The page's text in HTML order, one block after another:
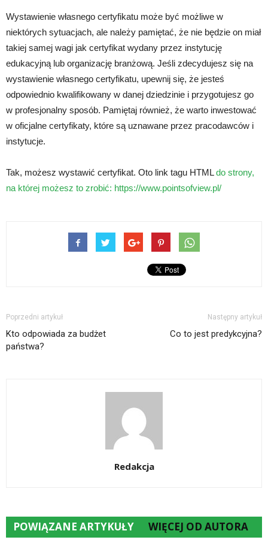
Wystawienie własnego certyfikatu może być możliwe w
niektórych sytuacjach, ale należy pamiętać, że nie będzie on miał
takiej samej wagi jak certyfikat wydany przez instytucję
edukacyjną lub organizację branżową. Jeśli zdecydujesz się na
wystawienie własnego certyfikatu, upewnij się, że jesteś
odpowiednio kwalifikowany w danej dziedzinie i przygotujesz go
w profesjonalny sposób. Pamiętaj również, że warto inwestować
w oficjalne certyfikaty, które są uznawane przez pracodawców i
instytucje.
Tak, możesz wystawić certyfikat. Oto link tagu HTMLdo strony,
na której możesz to zrobić: https://www.pointsofview.pl/
Poprzedni artykuł
Kto odpowiada za budżet
państwa?
Następny artykuł
Co to jest predykcyjna?
Redakcja
POWIĄZANE ARTYKUŁY WIĘCEJ OD AUTORA